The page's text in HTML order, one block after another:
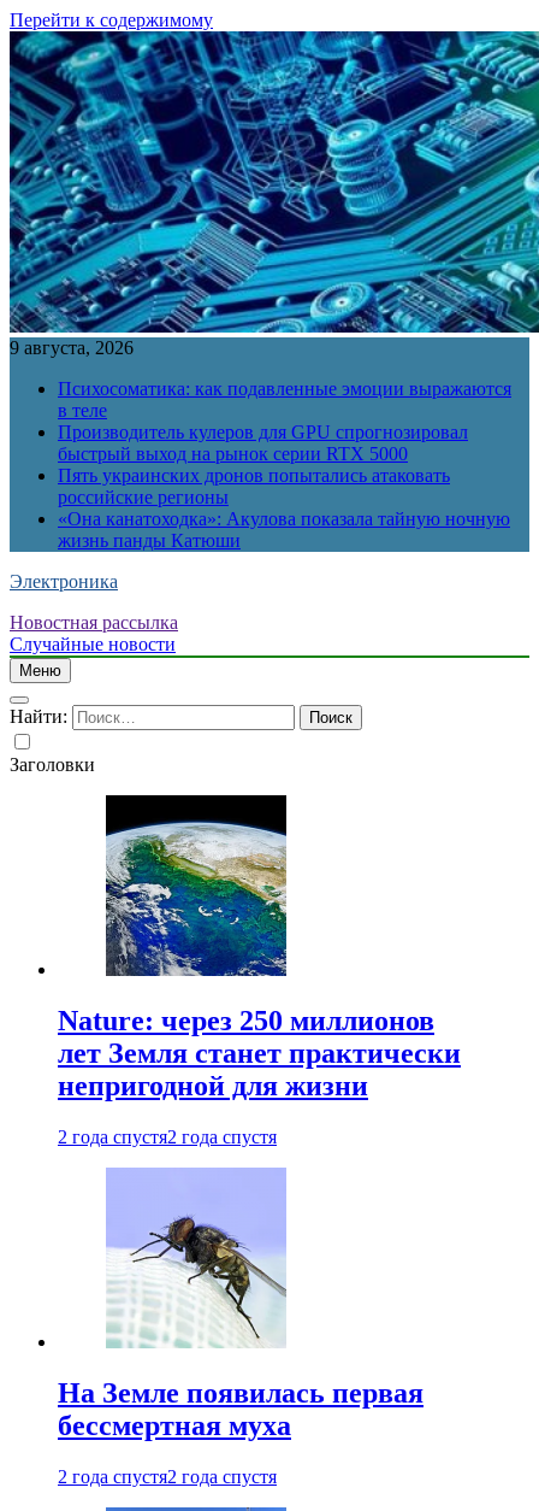
Перейти к содержимому
9 августа, 2026
Психосоматика: как подавленные эмоции выражаются
в теле
Производитель кулеров для GPU спрогнозировал
быстрый выход на рынок серии RTX 5000
Пять украинских дронов попытались атаковать
российские регионы
«Она канатоходка»: Акулова показала тайную ночную
жизнь панды Катюши
Электроника
Новостная рассылка
Случайные новости
Меню
Найти:
Заголовки
Nature: через 250 миллионов
лет Земля станет практически
непригодной для жизни
2 года спустя2 года спустя
На Земле появилась первая
бессмертная муха
2 года спустя2 года спустя